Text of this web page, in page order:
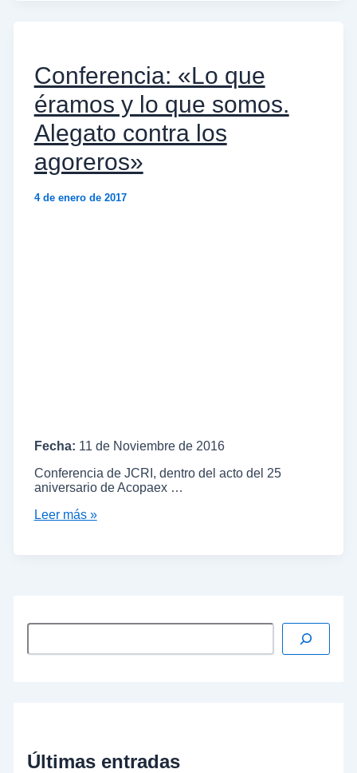
Conferencia: «Lo que
éramos y lo que somos.
Alegato contra los
agoreros»
4 de enero de 2017
Fecha: 11 de Noviembre de 2016
Conferencia de JCRI, dentro del acto del 25
aniversario de Acopaex …
Leer más »
Últimas entradas